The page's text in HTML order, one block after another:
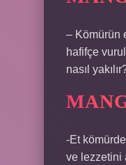
– Kömürün
hafifçe
nasıl
-Et
ve lezzetini